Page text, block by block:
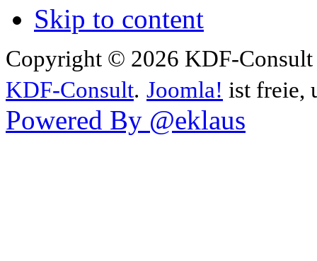
Skip to content
Copyright © 2026 KDF-
KDF-Consult. Joomla! ist freie,
Powered By @eklaus